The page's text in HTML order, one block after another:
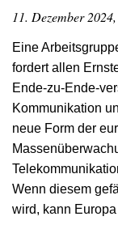
11. Dezember
Eine
fordert allen
Ende-zu-Ende-
Kommunikation
neue Form der
Wenn diesem
wird, kann